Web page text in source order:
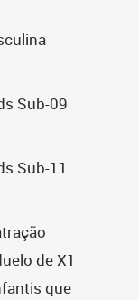
Sub-09
Sub-11
de X1
que